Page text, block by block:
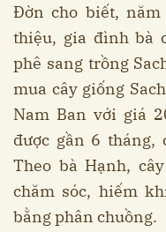
Đờn cho biết,
thiệu, gia đình bà
phê sang trồng
mua cây giống
Nam Ban với giá
được gần 6 tháng,
Theo bà Hạnh,
chăm sóc, hiếm
bằng phân chuồng.